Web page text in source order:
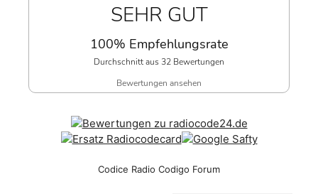
SEHR GUT
100% Empfehlungsrate
Durchschnitt aus 32 Bewertungen
Bewertungen ansehen
Codice Radio Codigo Forum